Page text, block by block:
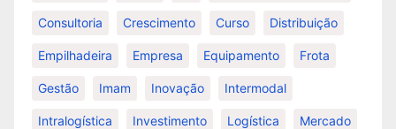
Consultoria Crescimento Curso Distribuição
Empilhadeira Empresa Equipamento Frota
Gestão Imam Inovação Intermodal
Intralogística Investimento Logística Mercado